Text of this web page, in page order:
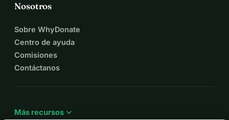
Nosotros
Sobre WhyDonate
Centro de ayuda
Comisiones
Contáctanos
Más recursos expand_more